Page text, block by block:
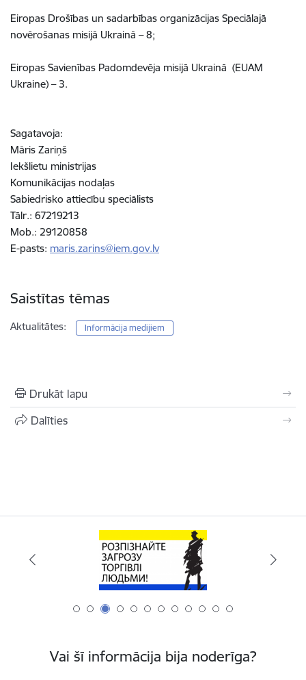
Eiropas Drošības un sadarbības organizācijas Speciālajā
novērošanas misijā Ukrainā – 8;
Eiropas Savienības Padomdevēja misijā Ukrainā (EUAM
Ukraine) – 3.
Sagatavoja:
Māris Zariņš
Iekšlietu ministrijas
Komunikācijas nodaļas
Sabiedrisko attiecību speciālists
Tālr.: 67219213
Mob.: 29120858
E-pasts: maris.zarins@iem.gov.lv
Saistītas tēmas
Aktualitātes: Informācija medijiem
Drukāt lapu
Dalīties
Vai šī informācija bija noderīga?